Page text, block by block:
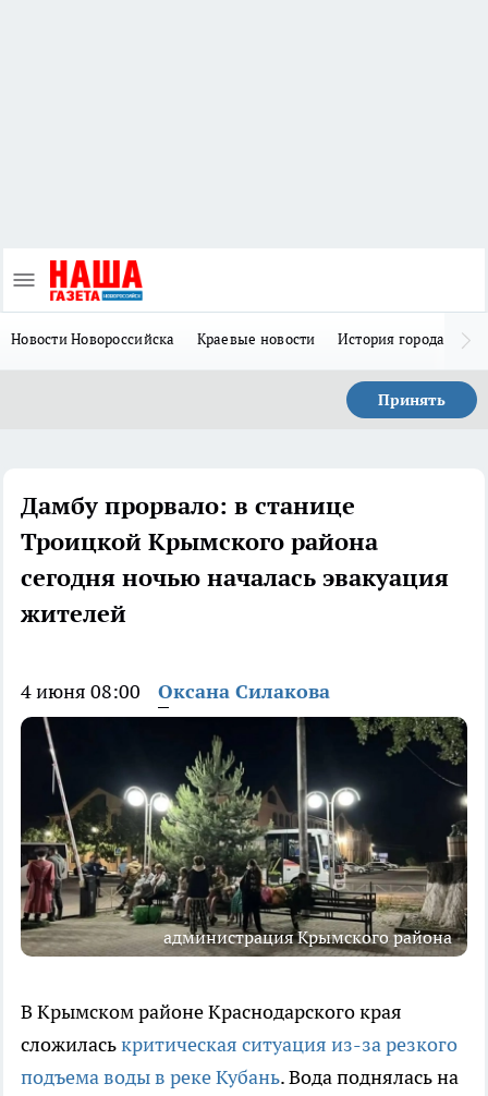
Новости Новороссийска Краевые новости История города Н
Принять
Дамбу прорвало: в станице
Троицкой Крымского района
сегодня ночью началась эвакуация
жителей
4 июня 08:00 Оксана Силакова
администрация Крымского района
В Крымском районе Краснодарского края
сложиласькритическая ситуация из-за резкого
подъема воды в реке Кубань. Вода поднялась на